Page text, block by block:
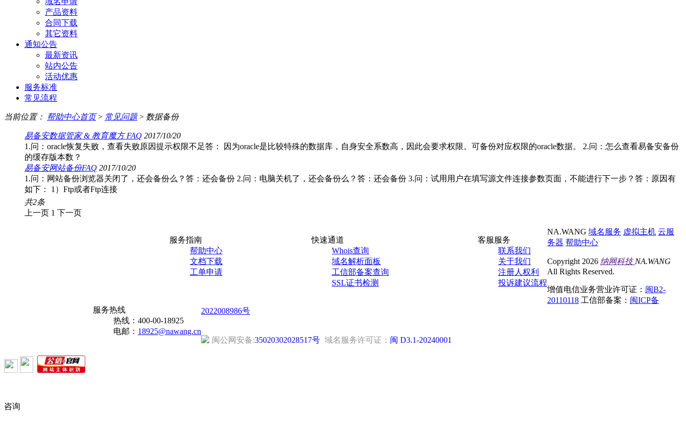
产品资料
合同下载
其它资料
通知公告
最新资讯
站内公告
活动优惠
服务标准
常见流程
当前位置： 帮助中心首页> 常见问题> 数据备份
易备安数据管家 & 教育魔方 FAQ 2017/10/20
1.问：oracle恢复失败，查看失败原因提示权限不足答： 因为oracle是比较特殊的数据库，自身安全系数高，因此会要求权限。可备份对应权限的oracle数据。 2.问：怎么查看易备安备份
的缓存版本数？
易备安网站备份FAQ 2017/10/20
1.问：网站备份浏览器关闭了，还会备份么？答：还会备份 2.问：电脑关机了，还会备份么？答：还会备份 3.问：试用用户在填写源文件连接参数页面，不能进行下一步？答：原因有
如下： 1）Ftp或者Ftp连接
共2条
上一页 1 下一页
服务指南
帮助中心
文档下载
工单申请
快速通道
Whois查询
域名解析面板
工信部备案查询
SSL证书检测
客服服务
联系我们
关于我们
注册人权利
投诉建议流程
服务热线
热线： 400-00-18925
电邮： 18925@nawang.cn
NA.WANG 域名服务 虚拟主机 云服
务器 帮助中心
Copyright 2026 纳网科技NA.WANG
All Rights Reserved.
增值电信业务营业许可证： 闽B2-
20110118 工信部备案： 闽ICP备
2022008986号
闽公网安备:35020302028517号 域名服务许可证： 闽 D3.1-20240001
咨询